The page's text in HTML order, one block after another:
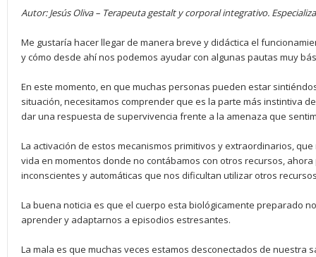
Autor: Jesús Oliva – Terapeuta gestalt y corporal integrativo.
Me gustaría hacer llegar de manera breve y didáctica el
y cómo desde ahí nos podemos ayudar con algunas pautas muy
En este momento, en que muchas personas pueden estar
situación, necesitamos comprender que es la parte más instintiva
dar una respuesta de supervivencia frente a la amenaza que
La activación de estos mecanismos primitivos y extraordinarios,
vida en momentos donde no contábamos con otros recursos,
inconscientes y automáticas que nos dificultan utilizar otros
La buena noticia es que el cuerpo esta biológicamente preparado
aprender y adaptarnos a episodios estresantes.
La mala es que muchas veces estamos desconectados de nuestra